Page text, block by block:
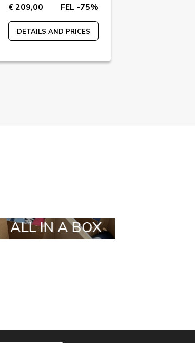
€ 209,00 FEL -75%
DETAILS AND PRICES
STYLIA OUTFIT